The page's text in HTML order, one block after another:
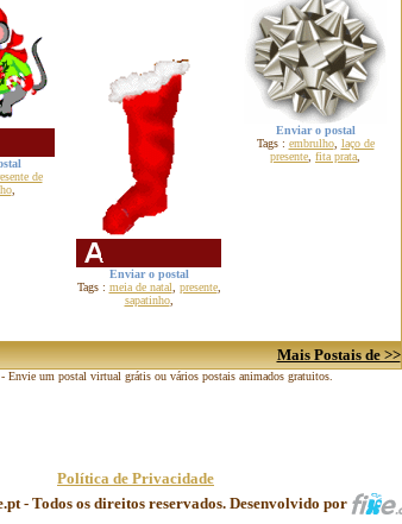
de
,
Enviar o postal
Tags : meia de natal presente,
sapatinho,
Enviar o postal
Tags : embrulho, laço de
presente fita prata
Mais Postais de >>
Envie um postal virtual grátis ou vários postais animados gratuitos.
Política de Privacidade
- Todos os direitos reservados. Desenvolvido por